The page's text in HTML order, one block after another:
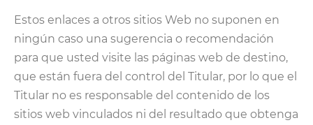
Estos enlaces a otros sitios Web no suponen en
ningún caso una sugerencia o recomendación
para que usted visite las páginas web de destino,
que están fuera del control del Titular, por lo que el
Titular no es responsable del contenido de los
sitios web vinculados ni del resultado que obtenga